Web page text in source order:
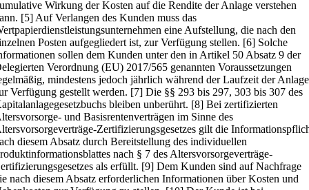
Wirkung der Kosten auf die Rendite der Anlage verstehen
[5] Auf Verlangen des Kunden muss das
eine Aufstellung, die nach den
Posten aufgegliedert ist, zur Verfügung stellen. [6] Solche
sollen dem Kunden unter den in Artikel 50 Absatz 9 der
Verordnung (EU) 2017/565 genannten Voraussetzungen
mindestens jedoch jährlich während der Laufzeit der Anlage
Verfügung gestellt werden. [7] Die §§ 293 bis 297, 303 bis 307 des
bleiben unberührt. [8] Bei zertifizierten
und Basisrentenverträgen im Sinne des
Zertifizierungsgesetzes gilt die
diesem Absatz durch Bereitstellung des individuellen
nach § 7 des Altersvorsorgeverträge-
als erfüllt. [9] Dem Kunden sind auf Nachfrage
nach diesem Absatz erforderlichen Informationen über Kosten und